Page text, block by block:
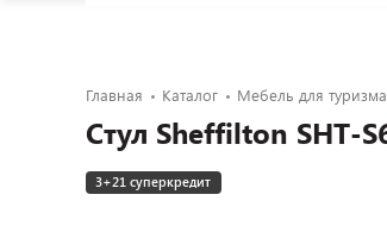
Главная Каталог Мебель для
Стул Sheffilton
3+21 суперкредит